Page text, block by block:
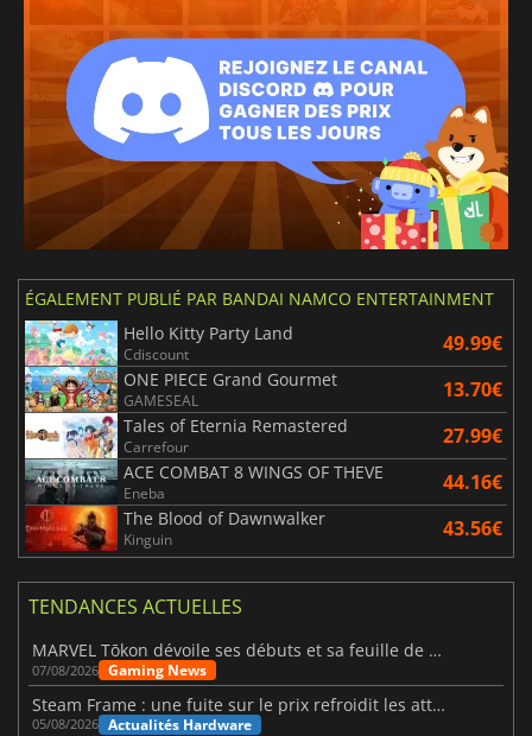
ÉGALEMENT PUBLIÉ PAR BANDAI NAMCO ENTERTAINMENT
Hello Kitty Party Land
Cdiscount 49.99€
ONE PIECE Grand Gourmet
GAMESEAL 13.70€
Tales of Eternia Remastered
Carrefour 27.99€
ACE COMBAT 8 WINGS OF THEVE
Eneba 44.16€
The Blood of Dawnwalker
Kinguin 43.56€
TENDANCES ACTUELLES
MARVEL Tōkon dévoile ses débuts et sa feuille de route
07/08/2026 Gaming News
Steam Frame : une fuite sur le prix refroidit les attentes VR
05/08/2026 Actualités Hardware